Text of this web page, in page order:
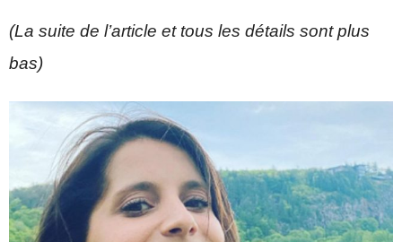
(La suite de l’article et tous les détails sont plus
bas)